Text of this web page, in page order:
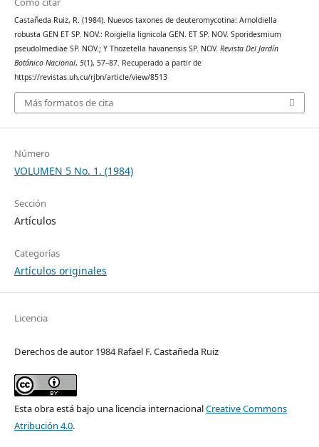
Castañeda Ruiz, R. (1984). Nuevos taxones de deuteromycotina: Arnoldiella
robusta GEN ET SP. NOV.: Roigiella lignicola GEN. ET SP. NOV. Sporidesmium
pseudolmediae SP. NOV.; Y Thozetella havanensis SP. NOV. Revista Del Jardín
Botánico Nacional, 5(1), 57–87. Recuperado a partir de
https://revistas.uh.cu/rjbn/article/view/8513
Más formatos de cita
Número
VOLUMEN 5 No. 1. (1984)
Sección
Artículos
Categorías
Artículos originales
Licencia
Derechos de autor 1984 Rafael F. Castañeda Ruiz
Esta obra está bajo una licencia internacionalCreative Commons
Atribución 4.0.